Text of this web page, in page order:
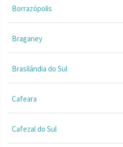
Borrazópolis
Braganey
Brasilândia do Sul
Cafeara
Cafezal do Sul